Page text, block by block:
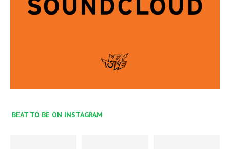
BEAT TO BE ON INSTAGRAM